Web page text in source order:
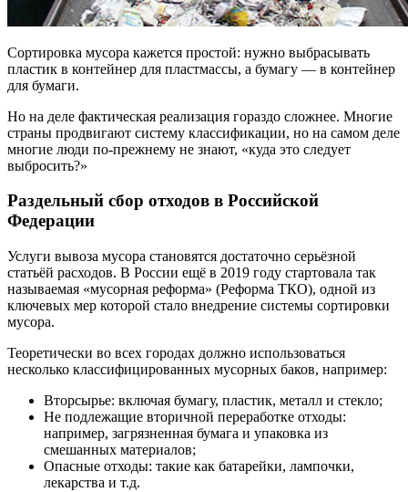
Сортировка мусора кажется простой: нужно выбрасывать
пластик в контейнер для пластмассы, а бумагу — в контейнер
для бумаги.
Но на деле фактическая реализация гораздо сложнее. Многие
страны продвигают систему классификации, но на самом деле
многие люди по-прежнему не знают, «куда это следует
выбросить?»
Раздельный сбор отходов в Российской
Федерации
Услуги вывоза мусора становятся достаточно серьёзной
статьёй расходов. В России ещё в 2019 году стартовала так
называемая «мусорная реформа» (Реформа ТКО), одной из
ключевых мер которой стало внедрение системы сортировки
мусора.
Теоретически во всех городах должно использоваться
несколько классифицированных мусорных баков, например:
Вторсырье: включая бумагу, пластик, металл и стекло;
Не подлежащие вторичной переработке отходы:
например, загрязненная бумага и упаковка из
смешанных материалов;
Опасные отходы: такие как батарейки, лампочки,
лекарства и т.д.